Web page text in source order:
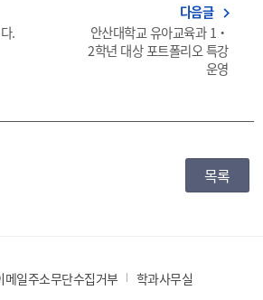
.
다음글 navigate_next
안산대학교 유아교육과 1‧
2학년 대상 포트폴리오 특강
운영
목록
메일주소무단수집거부 학과사무실